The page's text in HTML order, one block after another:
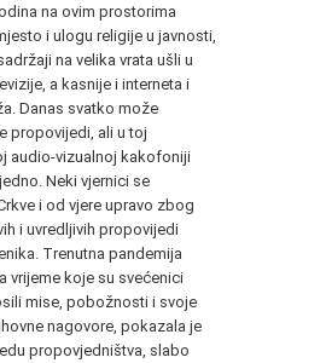
na ovim prostorima
i ulogu religije u javnosti,
na velika vrata ušli u
a kasnije i interneta i
Danas svatko može
propovijedi, ali u toj
audio-vizualnoj kakofoniji
Neki vjernici se
i od vjere upravo zbog
i uvredljivih propovijedi
Trenutna pandemija
vrijeme koje su svećenici
mise, pobožnosti i svoje
nagovore, pokazala je
propovjedništva, slabo